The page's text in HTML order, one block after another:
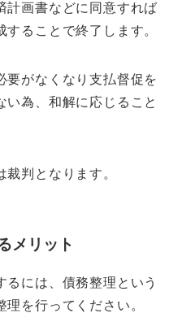
計画書などに同意すれば
ることで終了します。
要がなくなり支払督促を
い為、和解に応じること
判となります。
メリット
るには、債務整理という
を行ってください。